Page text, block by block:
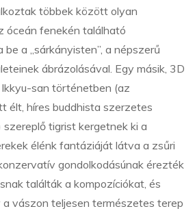
többek között olyan
óceán fenekén található
a „sárkányisten”, a népszerű
ábrázolásával. Egy másik, 3D
san történetben (az
élt, híres buddhista szerzetes
tigrist kergetnek ki a
élénk fantáziáját látva a zsűri
gondolkodásúnak érezték
találták a kompozíciókat, és
vászon teljesen természetes terep